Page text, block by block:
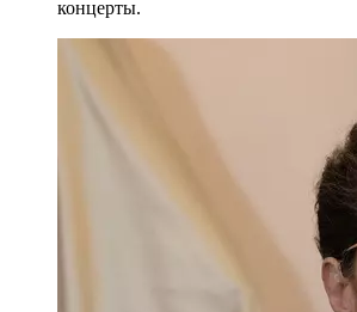
концерты.